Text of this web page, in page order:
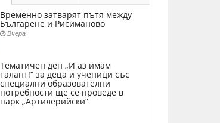
Временно затварят пътя между
Българене и Рисиманово
Вчера
Тематичен ден „И аз имам
талант!“ за деца и ученици със
специални образователни
потребности ще се проведе в
парк „Артилерийски“